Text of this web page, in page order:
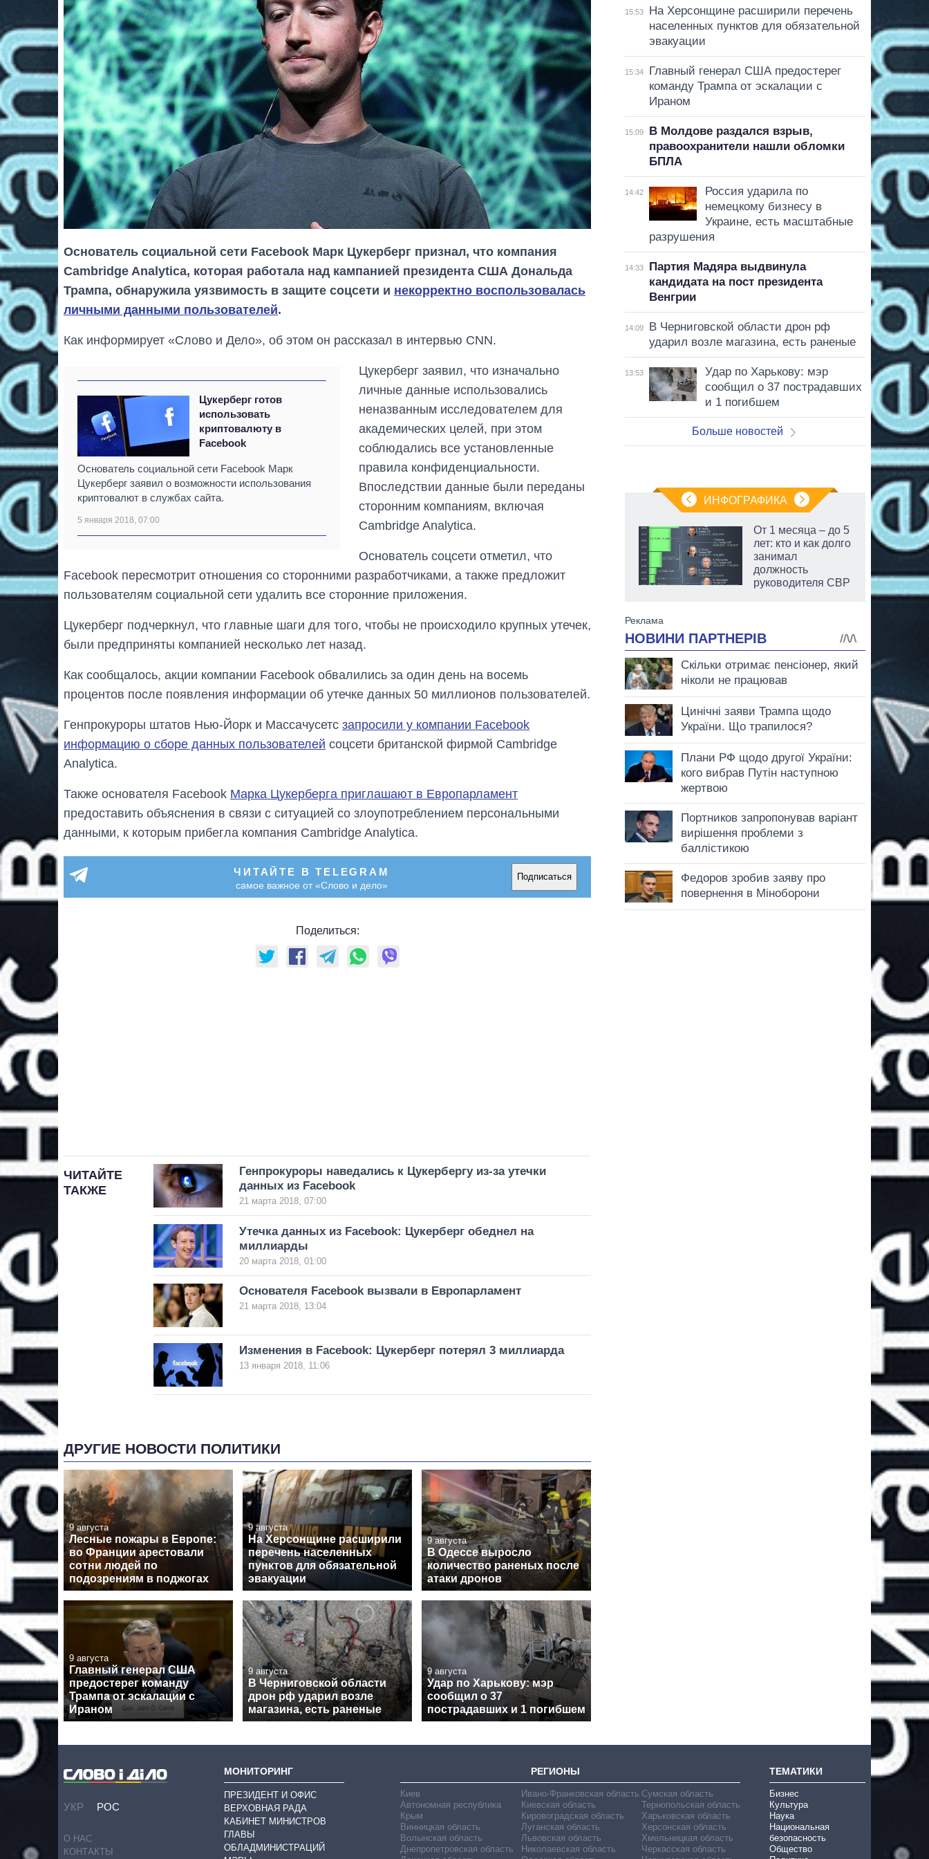
Основатель социальной сети Facebook Марк Цукерберг признал, что компания
Cambridge Analytica, которая работала над кампанией президента США Дональда
Трампа, обнаружила уязвимость в защите соцсети и некорректно воспользовалась
личными данными пользователей.
Как информирует «Слово и Дело», об этом он рассказал в интервью CNN.
Цукерберг готов
использовать
криптовалюту в
Facebook
Основатель социальной сети Facebook Марк
Цукерберг заявил о возможности использования
криптовалют в службах сайта.
5 января 2018, 07:00
Цукерберг заявил, что изначально
личные данные использовались
неназванным исследователем для
академических целей, при этом
соблюдались все установленные
правила конфиденциальности.
Впоследствии данные были переданы
сторонним компаниям, включая
Cambridge Analytica.
Основатель соцсети отметил, что
Facebook пересмотрит отношения со сторонними разработчиками, а также предложит
пользователям социальной сети удалить все сторонние приложения.
Цукерберг подчеркнул, что главные шаги для того, чтобы не происходило крупных утечек,
были предприняты компанией несколько лет назад.
Как сообщалось, акции компании Facebook обвалились за один день на восемь
процентов после появления информации об утечке данных 50 миллионов пользователей.
Генпрокуроры штатов Нью-Йорк и Массачусетс запросили у компании Facebook
информацию о сборе данных пользователей соцсети британской фирмой Cambridge
Analytica.
Также основателя Facebook Марка Цукерберга приглашают в Европарламент
предоставить объяснения в связи с ситуацией со злоупотреблением персональными
данными, к которым прибегла компания Cambridge Analytica.
ЧИТАЙТЕ В TELEGRAM
самое важное от «Слово и дело»
Подписаться
Поделиться:
ЧИТАЙТЕ
ТАКЖЕ
Генпрокуроры наведались к Цукербергу из-за утечки
данных из Facebook
21 марта 2018, 07:00
Утечка данных из Facebook: Цукерберг обеднел на
миллиарды
20 марта 2018, 01:00
Основателя Facebook вызвали в Европарламент
21 марта 2018, 13:04
Изменения в Facebook: Цукерберг потерял 3 миллиарда
13 января 2018, 11:06
ДРУГИЕ НОВОСТИ ПОЛИТИКИ
9 августа
Лесные пожары в Европе:
во Франции арестовали
сотни людей по
подозрениям в поджогах
9 августа
На Херсонщине расширили
перечень населенных
пунктов для обязательной
эвакуации
9 августа
В Одессе выросло
количество раненых после
атаки дронов
9 августа
Главный генерал США
предостерег команду
Трампа от эскалации с
Ираном
9 августа
В Черниговской области
дрон рф ударил возле
магазина, есть раненые
9 августа
Удар по Харькову: мэр
сообщил о 37
пострадавших и 1 погибшем
15:53
На Херсонщине расширили перечень
населенных пунктов для обязательной
эвакуации
15:34
Главный генерал США предостерег
команду Трампа от эскалации с
Ираном
15:09
В Молдове раздался взрыв,
правоохранители нашли обломки
БПЛА
14:42
Россия ударила по
немецкому бизнесу в
Украине, есть масштабные
разрушения
14:33
Партия Мадяра выдвинула
кандидата на пост президента
Венгрии
14:09
В Черниговской области дрон рф
ударил возле магазина, есть раненые
13:53
Удар по Харькову: мэр
сообщил о 37 пострадавших
и 1 погибшем
Больше новостей
ИНФОГРАФИКА
выращивали в
время большой
От 1 месяца – до 5
лет: кто и как долго
занимал
должность
руководителя СВР
УКР РОС
О НАС
КОНТАКТЫ
МОНИТОРИНГ
ПРЕЗИДЕНТ И ОФИС
ВЕРХОВНАЯ РАДА
КАБИНЕТ МИНИСТРОВ
ГЛАВЫ
ОБЛАДМИНИСТРАЦИЙ
РЕГИОНЫ
Киев
Автономная республика
Крым
Винницкая область
Волынская область
Днепропетровская область
Ивано-Франковская область
Киевская область
Кировоградская область
Луганская область
Львовская область
Николаевская область
Сумская область
Тернопольская область
Харьковская область
Херсонская область
Хмельницкая область
Черкасская область
ТЕМАТИКИ
Бизнес
Культура
Наука
Национальная
безопасность
Общество